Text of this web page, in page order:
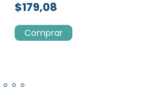
$179,08